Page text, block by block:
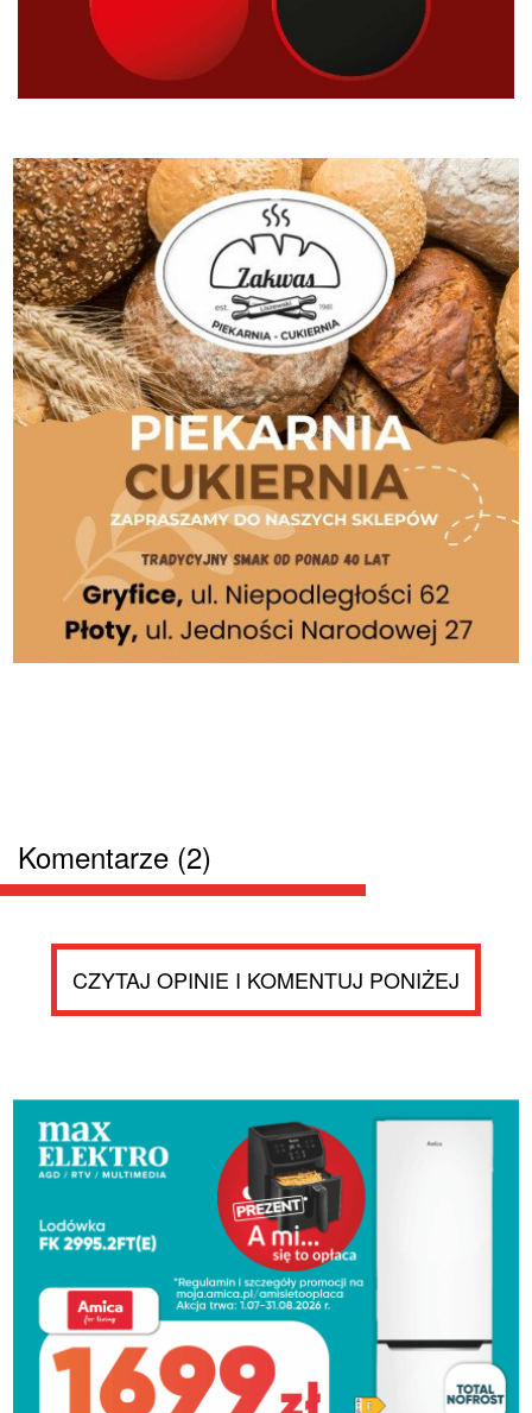
Komentarze (2)
CZYTAJ OPINIE I KOMENTUJ PONIŻEJ